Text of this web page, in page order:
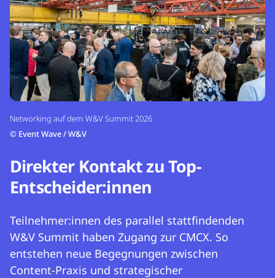
Networking auf dem W&V Summit 2026
© Event Wave / W&V
Direkter Kontakt zu Top-
Entscheider:innen
Teilnehmer:innen des parallel stattfindenden
W&V Summit haben Zugang zur CMCX. So
entstehen neue Begegnungen zwischen
Content-Praxis und strategischer